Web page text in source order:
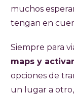
muchos
tengan en
Siempre para
maps y
opciones de
un lugar a